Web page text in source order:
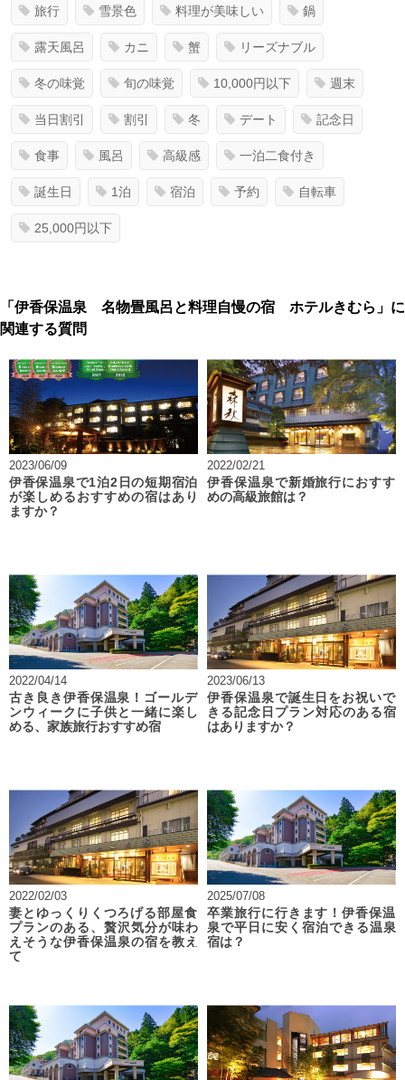
旅行 雪景色 料理が美味しい 鍋
露天風呂 カニ 蟹 リーズナブル
冬の味覚 旬の味覚 10,000円以下 週末
当日割引 割引 冬 デート 記念日
食事 風呂 高級感 一泊二食付き
誕生日 1泊 宿泊 予約 自転車
25,000円以下
「伊香保温泉 名物畳風呂と料理自慢の宿 ホテルきむら」に
関連する質問
2023/06/09
伊香保温泉で1泊2日の短期宿泊
が楽しめるおすすめの宿はあり
ますか？
2022/02/21
伊香保温泉で新婚旅行におすす
めの高級旅館は？
2022/04/14
古き良き伊香保温泉！ゴールデ
ンウィークに子供と一緒に楽し
める、家族旅行おすすめ宿
2023/06/13
伊香保温泉で誕生日をお祝いで
きる記念日プラン対応のある宿
はありますか？
2022/02/03
妻とゆっくりくつろげる部屋食
プランのある、贅沢気分が味わ
えそうな伊香保温泉の宿を教え
て
2025/07/08
卒業旅行に行きます！伊香保温
泉で平日に安く宿泊できる温泉
宿は？